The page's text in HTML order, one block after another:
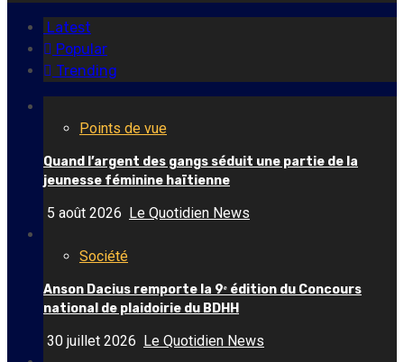
Latest
Popular
Trending
Points de vue
Quand l’argent des gangs séduit une partie de la
jeunesse féminine haïtienne
5 août 2026 Le Quotidien News
Société
Anson Dacius remporte la 9ᵉ édition du Concours
national de plaidoirie du BDHH
30 juillet 2026 Le Quotidien News